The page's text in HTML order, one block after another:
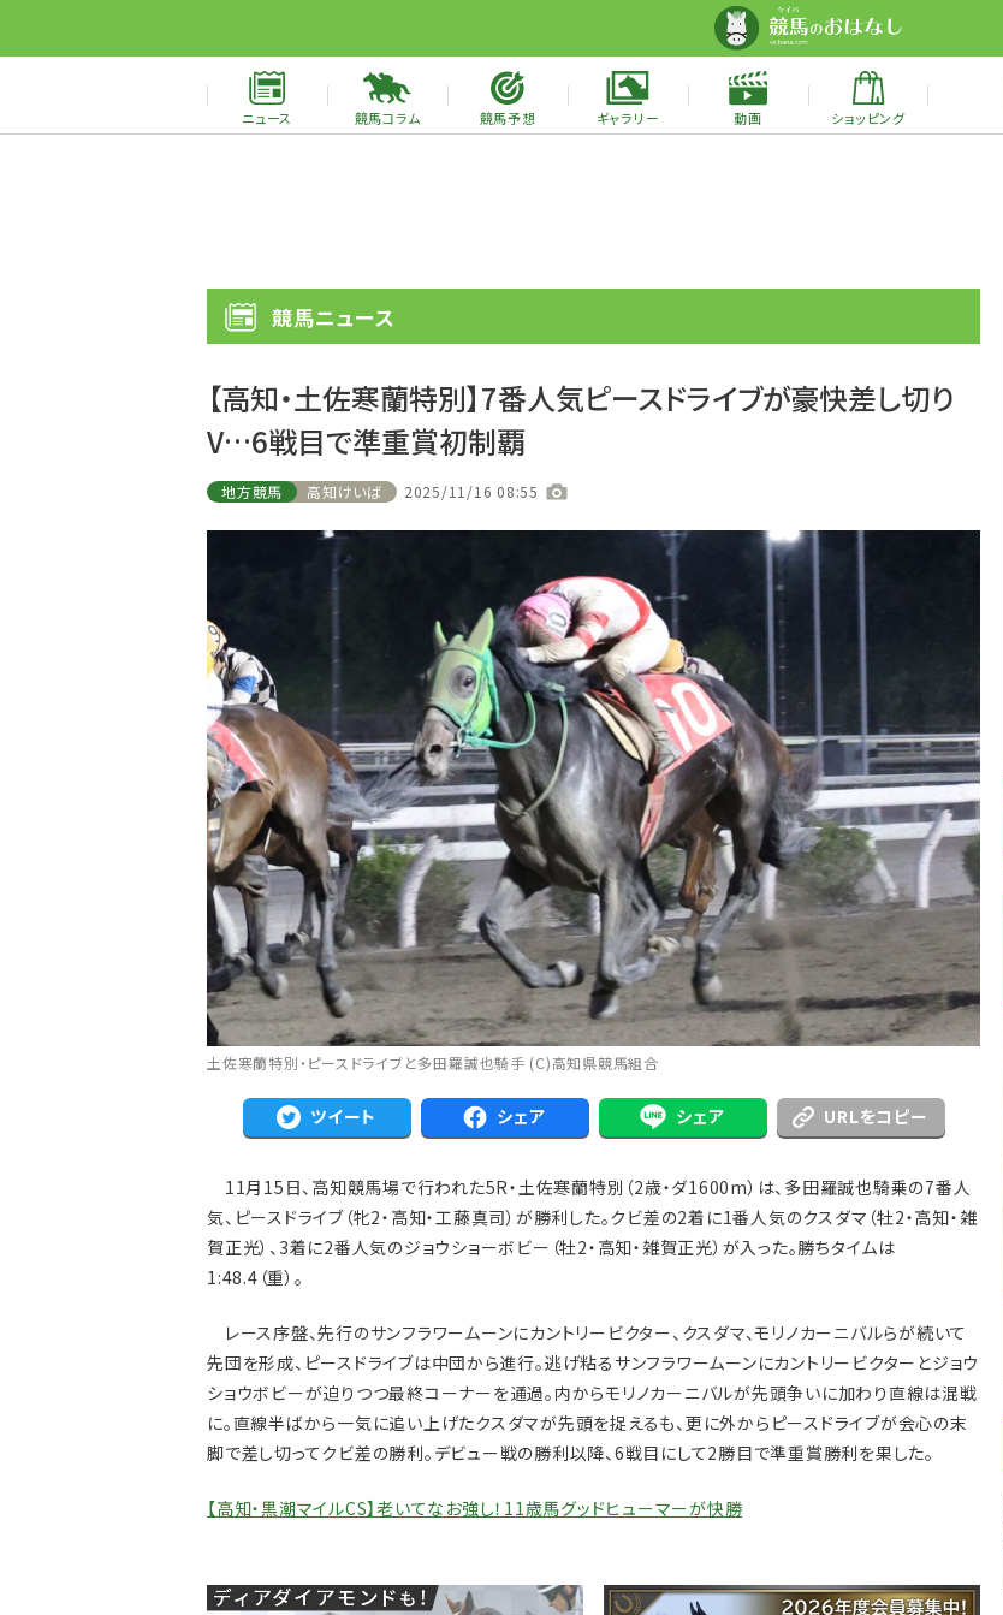
ニュース 競馬コラム 競馬予想 ギャラリー 動画 ショッピング
競馬ニュース
【高知・土佐寒蘭特別】7番人気ピースドライブが豪快差し切り
V…6戦目で準重賞初制覇
地方競馬 高知けいば 2025/11/16 08:55
土佐寒蘭特別・ピースドライブと多田羅誠也騎手 (C)高知県競馬組合
ツイート シェア シェア URLをコピー
11月15日、高知競馬場で行われた5R・土佐寒蘭特別（2歳・ダ1600m）は、多田羅誠也騎乗の7番人
気、ピースドライブ（牝2・高知・工藤真司）が勝利した。クビ差の2着に1番人気のクスダマ（牡2・高知・雑
賀正光）、3着に2番人気のジョウショーボビー（牡2・高知・雑賀正光）が入った。勝ちタイムは
1:48.4（重）。
レース序盤、先行のサンフラワームーンにカントリービクター、クスダマ、モリノカーニバルらが続いて
先団を形成、ピースドライブは中団から進行。逃げ粘るサンフラワームーンにカントリービクターとジョウ
ショウボビーが迫りつつ最終コーナーを通過。内からモリノカーニバルが先頭争いに加わり直線は混戦
に。直線半ばから一気に追い上げたクスダマが先頭を捉えるも、更に外からピースドライブが会心の末
脚で差し切ってクビ差の勝利。デビュー戦の勝利以降、6戦目にして2勝目で準重賞勝利を果した。
【高知・黒潮マイルCS】老いてなお強し！11歳馬グッドヒューマーが快勝
【キングジョージ】マーフィー「反応がなかった」
ヴェルテンベルクは...
戸崎圭太騎手、フィンガーで米G1・パシフィック
クラシック参戦へ「...